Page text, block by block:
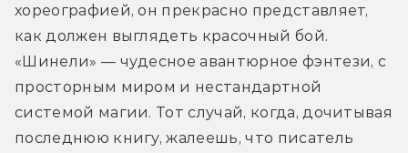
хореографией, он прекрасно представляет,
как должен выглядеть красочный бой.
«Шинели» — чудесное авантюрное фэнтези, с
просторным миром и нестандартной
системой магии. Тот случай, когда, дочитывая
последнюю книгу, жалеешь, что писатель